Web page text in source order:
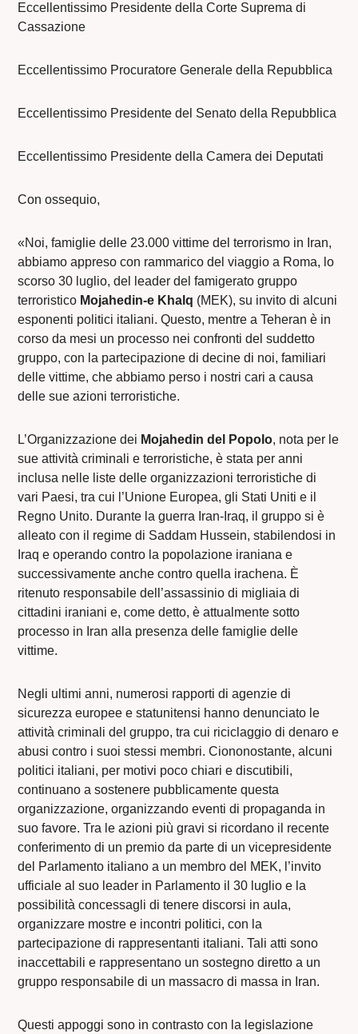
Eccellentissimo Presidente della Corte Suprema di
Cassazione
Eccellentissimo Procuratore Generale della Repubblica
Eccellentissimo Presidente del Senato della Repubblica
Eccellentissimo Presidente della Camera dei Deputati
Con ossequio,
«Noi, famiglie delle 23.000 vittime del terrorismo in Iran,
abbiamo appreso con rammarico del viaggio a Roma, lo
scorso 30 luglio, del leader del famigerato gruppo
terroristico Mojahedin-e Khalq (MEK), su invito di alcuni
esponenti politici italiani. Questo, mentre a Teheran è in
corso da mesi un processo nei confronti del suddetto
gruppo, con la partecipazione di decine di noi, familiari
delle vittime, che abbiamo perso i nostri cari a causa
delle sue azioni terroristiche.
L’Organizzazione dei Mojahedin del Popolo, nota per le
sue attività criminali e terroristiche, è stata per anni
inclusa nelle liste delle organizzazioni terroristiche di
vari Paesi, tra cui l’Unione Europea, gli Stati Uniti e il
Regno Unito. Durante la guerra Iran-Iraq, il gruppo si è
alleato con il regime di Saddam Hussein, stabilendosi in
Iraq e operando contro la popolazione iraniana e
successivamente anche contro quella irachena. È
ritenuto responsabile dell’assassinio di migliaia di
cittadini iraniani e, come detto, è attualmente sotto
processo in Iran alla presenza delle famiglie delle
vittime.
Negli ultimi anni, numerosi rapporti di agenzie di
sicurezza europee e statunitensi hanno denunciato le
attività criminali del gruppo, tra cui riciclaggio di denaro e
abusi contro i suoi stessi membri. Ciononostante, alcuni
politici italiani, per motivi poco chiari e discutibili,
continuano a sostenere pubblicamente questa
organizzazione, organizzando eventi di propaganda in
suo favore. Tra le azioni più gravi si ricordano il recente
conferimento di un premio da parte di un vicepresidente
del Parlamento italiano a un membro del MEK, l’invito
ufficiale al suo leader in Parlamento il 30 luglio e la
possibilità concessagli di tenere discorsi in aula,
organizzare mostre e incontri politici, con la
partecipazione di rappresentanti italiani. Tali atti sono
inaccettabili e rappresentano un sostegno diretto a un
gruppo responsabile di un massacro di massa in Iran.
Questi appoggi sono in contrasto con la legislazione